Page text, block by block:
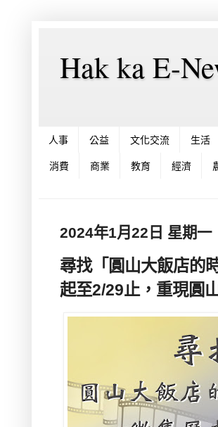
Hak ka E-
人事 公益 文化交流 生活
消費 商業 教育 經濟
2024年1月22日 星期一
尋找「圓山大飯店的
起至2/29止，重現圓